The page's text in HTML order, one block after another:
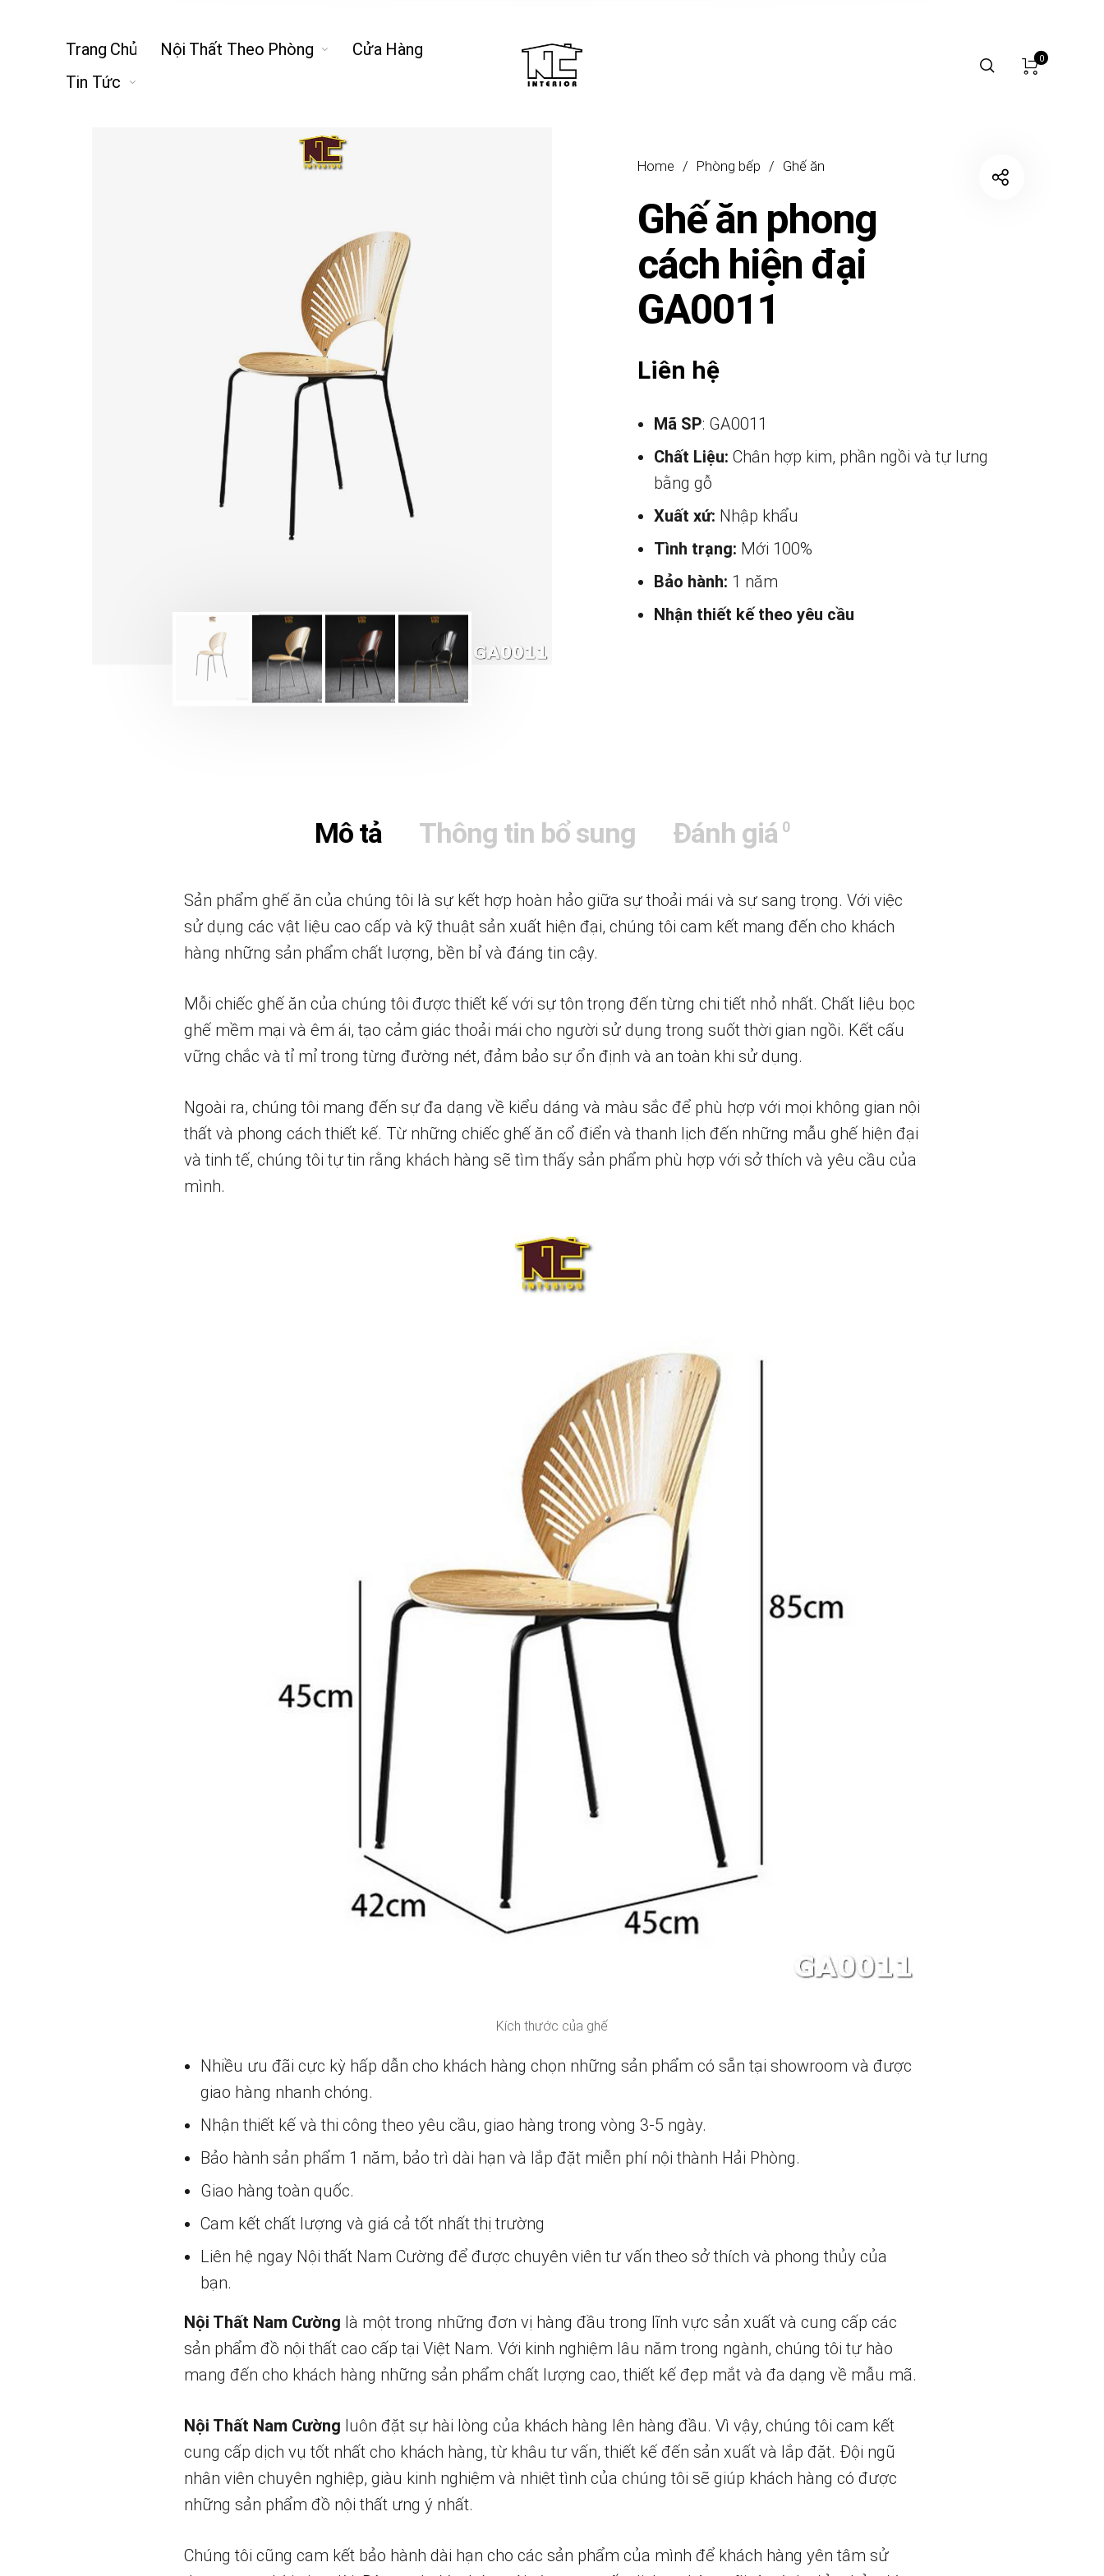
Trang Chủ Nội Thất Theo Phòng
Cửa Hàng
Tin Tức
0
Home / Phòng bếp / Ghế ăn
Ghế ăn phong
cách hiện đại
GA0011
Liên hệ
Mã SP: GA0011
Chất Liệu: Chân hợp kim, phần ngồi và tự lưng
bằng gỗ
Xuất xứ: Nhập khẩu
Tình trạng: Mới 100%
Bảo hành: 1 năm
Nhận thiết kế theo yêu cầu
Mô tả Thông tin bổ sung Đánh giá 0
Sản phẩm ghế ăn của chúng tôi là sự kết hợp hoàn hảo giữa sự thoải mái và sự sang trọng. Với việc
sử dụng các vật liệu cao cấp và kỹ thuật sản xuất hiện đại, chúng tôi cam kết mang đến cho khách
hàng những sản phẩm chất lượng, bền bỉ và đáng tin cậy.
Mỗi chiếc ghế ăn của chúng tôi được thiết kế với sự tôn trọng đến từng chi tiết nhỏ nhất. Chất liệu bọc
ghế mềm mại và êm ái, tạo cảm giác thoải mái cho người sử dụng trong suốt thời gian ngồi. Kết cấu
vững chắc và tỉ mỉ trong từng đường nét, đảm bảo sự ổn định và an toàn khi sử dụng.
Ngoài ra, chúng tôi mang đến sự đa dạng về kiểu dáng và màu sắc để phù hợp với mọi không gian nội
thất và phong cách thiết kế. Từ những chiếc ghế ăn cổ điển và thanh lịch đến những mẫu ghế hiện đại
và tinh tế, chúng tôi tự tin rằng khách hàng sẽ tìm thấy sản phẩm phù hợp với sở thích và yêu cầu của
mình.
Kích thước của ghế
Nhiều ưu đãi cực kỳ hấp dẫn cho khách hàng chọn những sản phẩm có sẵn tại showroom và được
giao hàng nhanh chóng.
Nhận thiết kế và thi công theo yêu cầu, giao hàng trong vòng 3-5 ngày.
Bảo hành sản phẩm 1 năm, bảo trì dài hạn và lắp đặt miễn phí nội thành Hải Phòng.
Giao hàng toàn quốc.
Cam kết chất lượng và giá cả tốt nhất thị trường
Liên hệ ngay Nội thất Nam Cường để được chuyên viên tư vấn theo sở thích và phong thủy của
bạn.
Nội Thất Nam Cường là một trong những đơn vị hàng đầu trong lĩnh vực sản xuất và cung cấp các
sản phẩm đồ nội thất cao cấp tại Việt Nam. Với kinh nghiệm lâu năm trong ngành, chúng tôi tự hào
mang đến cho khách hàng những sản phẩm chất lượng cao, thiết kế đẹp mắt và đa dạng về mẫu mã.
Nội Thất Nam Cường luôn đặt sự hài lòng của khách hàng lên hàng đầu. Vì vậy, chúng tôi cam kết
cung cấp dịch vụ tốt nhất cho khách hàng, từ khâu tư vấn, thiết kế đến sản xuất và lắp đặt. Đội ngũ
nhân viên chuyên nghiệp, giàu kinh nghiệm và nhiệt tình của chúng tôi sẽ giúp khách hàng có được
những sản phẩm đồ nội thất ưng ý nhất.
Chúng tôi cũng cam kết bảo hành dài hạn cho các sản phẩm của mình để khách hàng yên tâm sử